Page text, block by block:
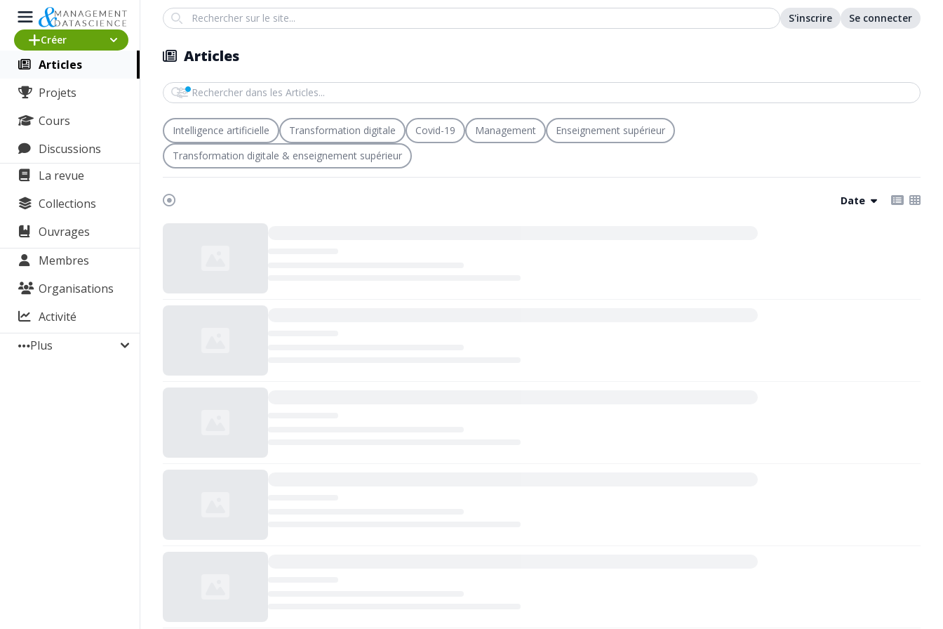
Créer
Articles
Projets
Cours
Discussions
La revue
Collections
Ouvrages
Membres
Organisations
Activité
Plus
Search S'inscrire Se connecter
Articles
Rechercher dans les Articles
Intelligence artificielle Transformation digitale Covid-19 Management
Enseignement supérieur
Transformation digitale & enseignement supérieur
Date
Chargement...
Chargement...
Chargement...
Chargement...
Chargement...